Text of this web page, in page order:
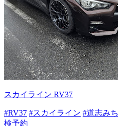
スカイライン RV37
#RV37 #スカイライン #道志みち
検予約